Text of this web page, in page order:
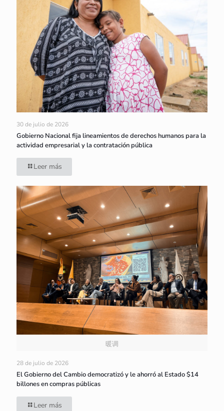
30 de julio de 2026
Gobierno Nacional fija lineamientos de derechos humanos para la
actividad empresarial y la contratación pública
Leer más
暖调
28 de julio de 2026
El Gobierno del Cambio democratizó y le ahorró al Estado $14
billones en compras públicas
Leer más